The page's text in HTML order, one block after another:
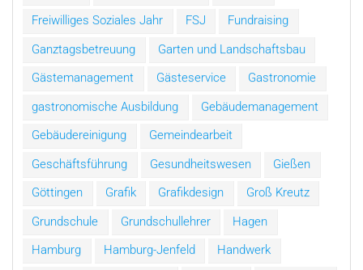
Freiwilliges Soziales Jahr
FSJ
Fundraising
Ganztagsbetreuung
Garten und Landschaftsbau
Gästemanagement
Gästeservice
Gastronomie
gastronomische Ausbildung
Gebäudemanagement
Gebäudereinigung
Gemeindearbeit
Geschäftsführung
Gesundheitswesen
Gießen
Göttingen
Grafik Grafikdesign
Groß Kreutz
Grundschule
Grundschullehrer
Hagen
Hamburg
Hamburg-Jenfeld
Handwerk